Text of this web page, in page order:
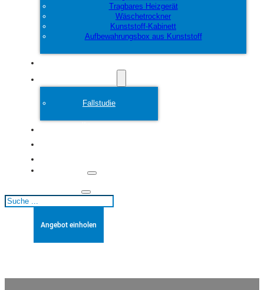
Tragbares Heizgerät
Wäschetrockner
Kunststoff-Kabinett
Aufbewahrungsbox aus Kunststoff
Fallstudie
Suchen
Angebot einholen